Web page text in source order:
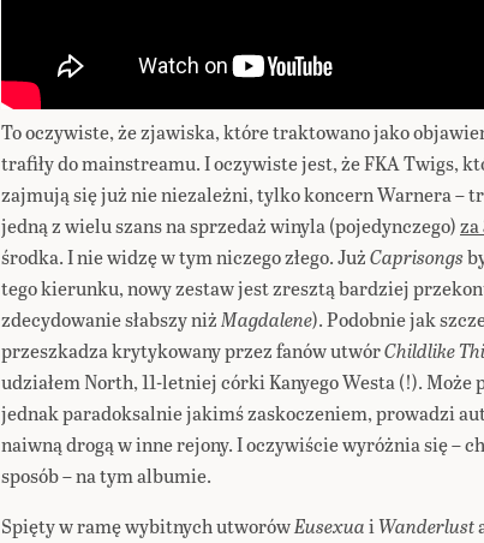
To oczywiste, że zjawiska, które traktowano jako
trafiły do mainstreamu. I oczywiste jest, że FKA Twigs,
zajmują się już nie niezależni, tylko koncern Warnera –
jedną z wielu szans na sprzedaż winyla (pojedynczego)za
środka. I nie widzę w tym niczego złego. JużCaprisongs
tego kierunku, nowy zestaw jest zresztą bardziej
zdecydowanie słabszy niżMagdalene). Podobnie jak
przeszkadza krytykowany przez fanów utwórChildlike
udziałem North, 11-letniej córki Kanyego Westa (!).
jednak paradoksalnie jakimś zaskoczeniem, prowadzi
naiwną drogą w inne rejony. I oczywiście wyróżnia się –
sposób – na tym albumie.
Spięty w ramę wybitnych utworówEusexuaiWanderlust